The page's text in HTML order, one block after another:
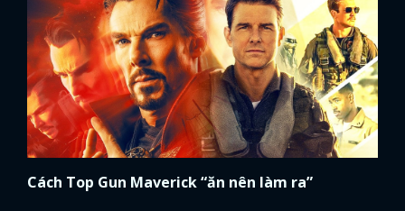
Cách Top Gun Maverick “ăn nên làm ra”